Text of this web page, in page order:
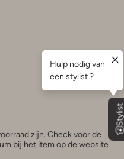
zijn. Check voor de
bij het item op de website